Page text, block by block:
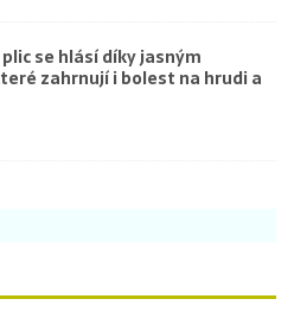
se hlásí díky jasným
zahrnují i bolest na hrudi a